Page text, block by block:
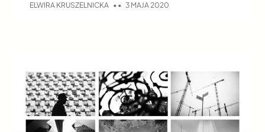
ELWIRA KRUSZELNICKA 3 MAJA 2020